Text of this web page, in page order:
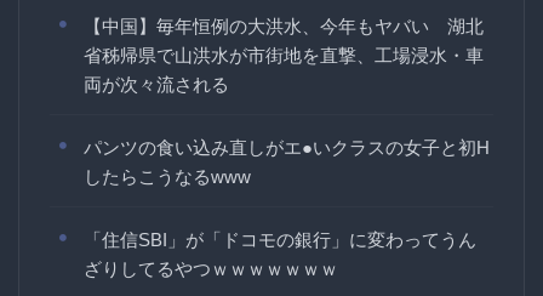
【中国】毎年恒例の大洪水、今年もヤバい 湖北
省秭帰県で山洪水が市街地を直撃、工場浸水・車
両が次々流される
パンツの食い込み直しがエ●いクラスの女子と初H
したらこうなるwww
「住信SBI」が「ドコモの銀行」に変わってうん
ざりしてるやつｗｗｗｗｗｗｗ